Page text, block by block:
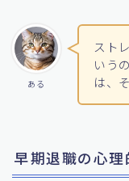
ある
スト
いう
は、
早期退職の心理